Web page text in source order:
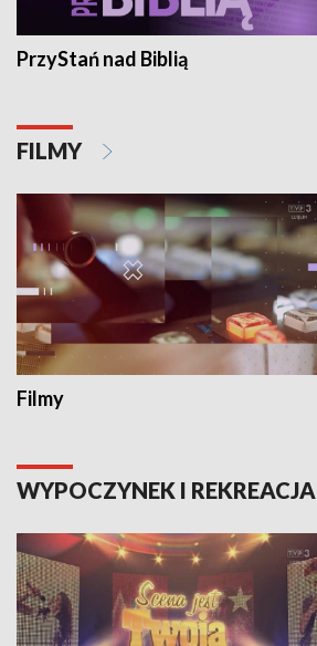
PrzyStań nad Biblią
FILMY
Filmy
WYPOCZYNEK I REKREACJA